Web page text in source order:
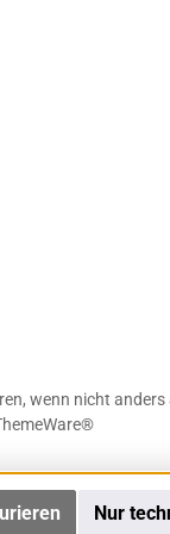
wenn nicht anders
Nur